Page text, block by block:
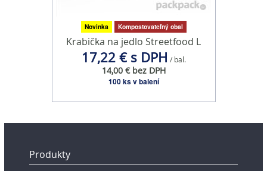
Novinka Kompostovateľný obal
Krabička na jedlo Streetfood L
17,22 € s DPH / bal.
14,00 € bez DPH
100 ks v balení
Produkty